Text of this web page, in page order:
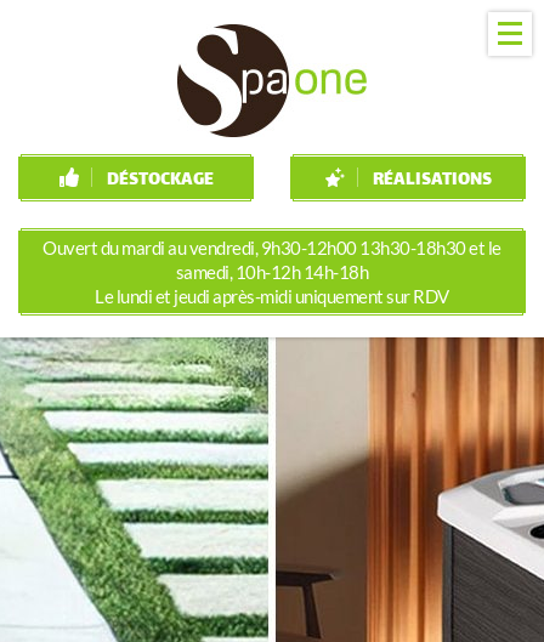
DÉSTOCKAGE RÉALISATIONS
Ouvert du mardi au vendredi, 9h30-12h00 13h30-18h30 et le
samedi, 10h-12h 14h-18h
Le lundi et jeudi après-midi uniquement sur RDV